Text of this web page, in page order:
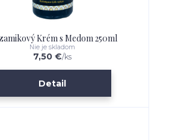
Krém s Medom 250ml
7,50 €/ks
Nie je skladom
Detail